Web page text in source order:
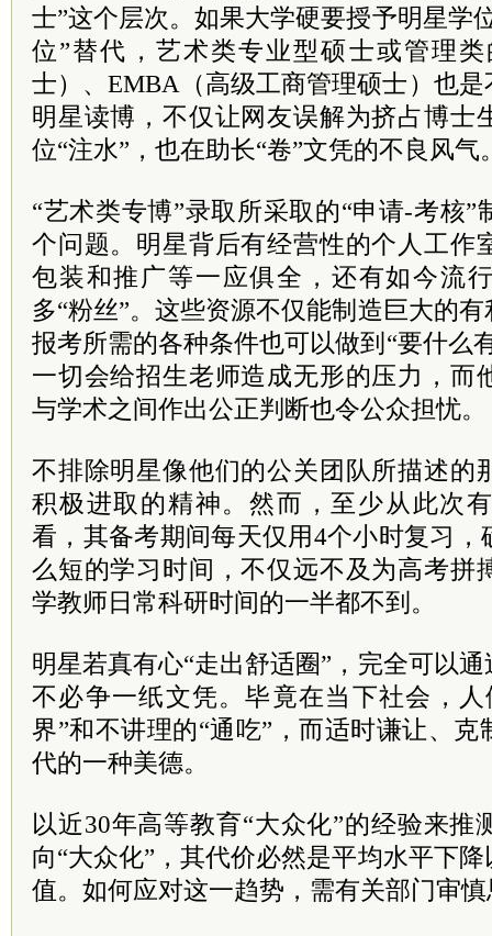
士”这个层次。如果大学硬要授予明星学
位”替代，艺术类专业型硕士或管理
士）、EMBA（高级工商管理硕士）也
明星读博，不仅让网友误解为挤占博士
位“注水”，也在助长“卷”文凭的不良风气
“艺术类专博”录取所采取的“申请-考核
个问题。明星背后有经营性的个人工作
包装和推广等一应俱全，还有如今流
多“粉丝”。这些资源不仅能制造巨大的
报考所需的各种条件也可以做到“要什么
一切会给招生老师造成无形的压力，而
与学术之间作出公正判断也令公众担忧。
不排除明星像他们的公关团队所描述的
积极进取的精神。然而，至少从此次
看，其备考期间每天仅用4个小时复习
么短的学习时间，不仅远不及为高考拼
学教师日常科研时间的一半都不到。
明星若真有心“走出舒适圈”，完全可以
不必争一纸文凭。毕竟在当下社会，
界”和不讲理的“通吃”，而适时谦让、
代的一种美德。
以近30年高等教育“大众化”的经验来推
向“大众化”，其代价必然是平均水平下
值。如何应对这一趋势，需有关部门审